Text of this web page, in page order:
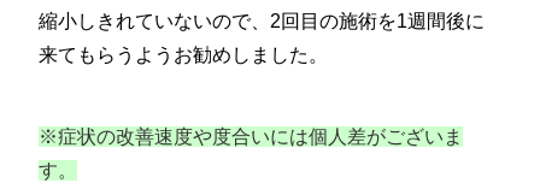
縮小しきれていないので、2回目の施術を1週間後に
来てもらうようお勧めしました。
※症状の改善速度や度合いには個人差がございま
す。